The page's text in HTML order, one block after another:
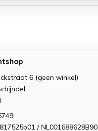
6 (geen winkel)
/ NL001688628B90